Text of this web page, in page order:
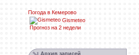
Погода в Кемерово
Gismeteo
Прогноз на 2 недели
Архив записей